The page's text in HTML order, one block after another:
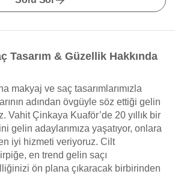
Tasarım & Güzellik Hakkında
makyaj ve saç tasarımlarımızla
adından övgüyle söz ettiği gelin
Vahit Çinkaya Kuaför’de 20 yıllık bir
gelin adaylarımıza yaşatıyor, onlara
iyi hizmeti veriyoruz. Cilt
en trend gelin saçı
ön plana çıkaracak birbirinden